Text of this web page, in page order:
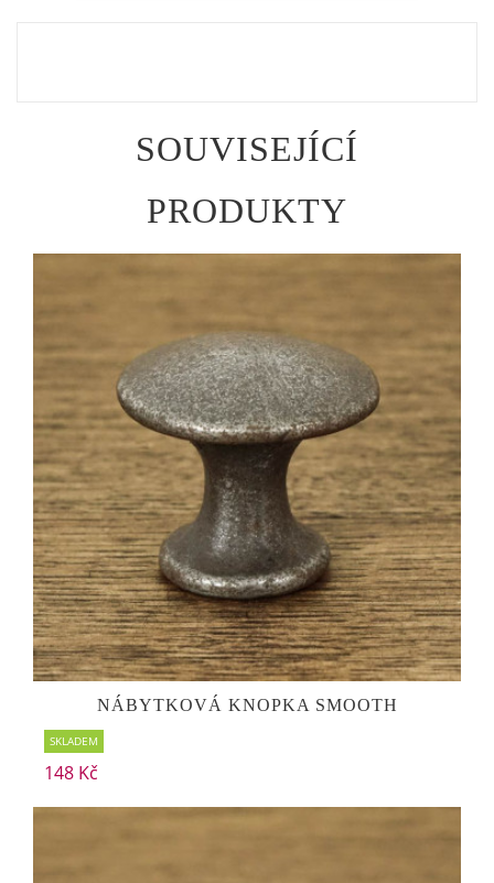
SOUVISEJÍCÍ
PRODUKTY
NÁBYTKOVÁ KNOPKA SMOOTH
SKLADEM
148 Kč